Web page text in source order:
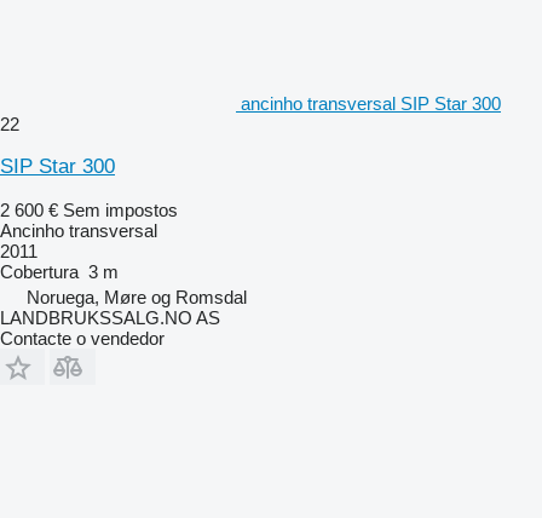
ancinho transversal SIP Star 300
22
SIP Star 300
2 600 € Sem impostos
Ancinho transversal
2011
Cobertura 3 m
Noruega, Møre og Romsdal
LANDBRUKSSALG.NO AS
Contacte o vendedor